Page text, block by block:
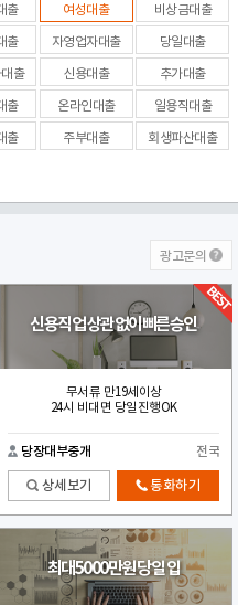
출 여성대출 비상금대출
출 자영업자대출 당일대출
출 신용대출 추가대출
출 온라인대출 일용직대출
출 주부대출 회생파산대출
광고문의
신용직업 상관없이빠른승인
무서류 만19세이상
24시 비대면 당일진행OK
당장대부중개 전국
상세보기 통화하기
최대5000만원 당일 입